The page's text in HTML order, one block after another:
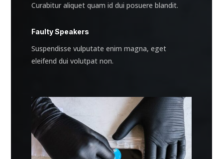
Curabitur aliquet quam id dui posuere blandit.
Faulty Speakers
Suspendisse vulputate enim magna, eget
eleifend dui volutpat non.